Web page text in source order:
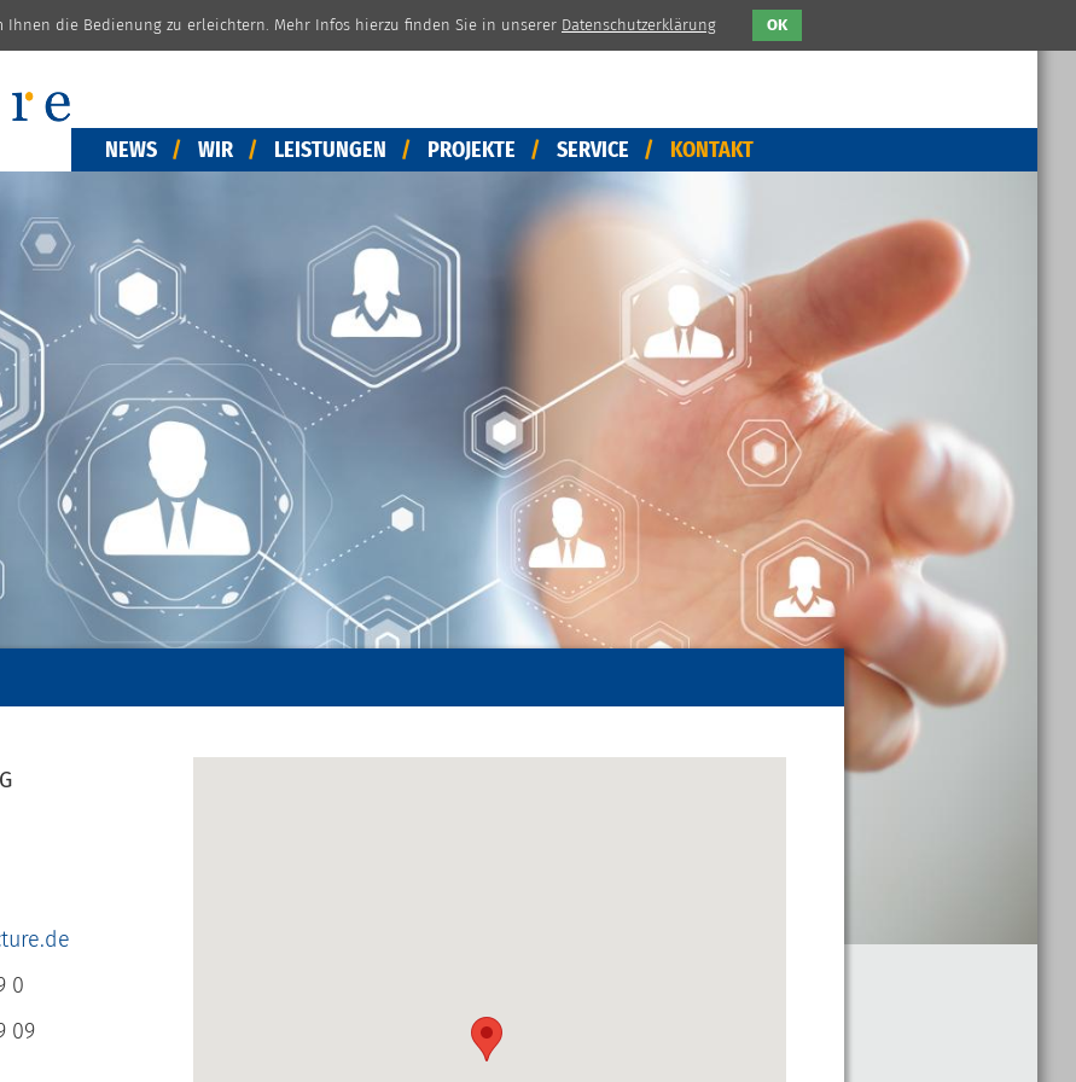
NEWS WIR LEISTUNGEN PROJEKTE SERVICE KONTAKT
0
09
Ihnen die Bedienung zu erleichtern. Mehr Infos hierzu finden Sie in unserer Datenschutzerklärung OK